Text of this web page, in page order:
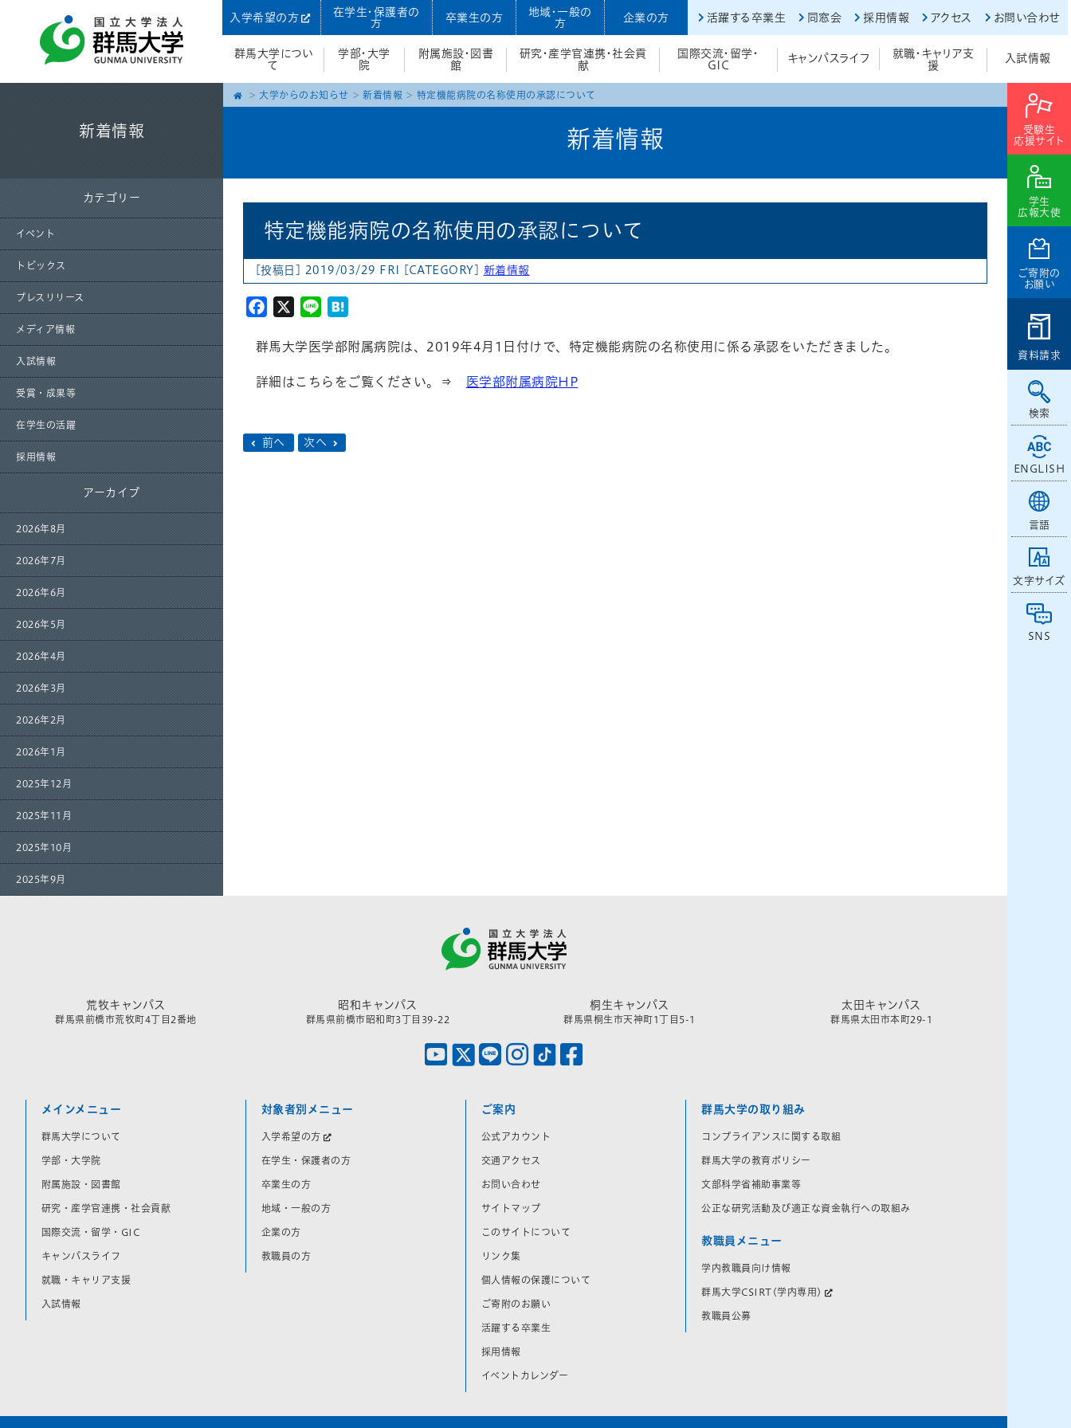
入学希望の方
在学生・保護者の
方
卒業生の方
地域・一般の
方
企業の方 活躍する卒業生 同窓会 採用情報 アクセス お問い合わせ
群馬大学につい
て
学部・大学
院
附属施設・図書
館
研究・産学官連携・社会貢
献
国際交流・留学・
GIC
キャンパスライフ
就職・キャリア支
援
入試情報
受験生
応援サイト
学生
広報大使
ご寄附の
お願い
資料請求
検索
ENGLISH
言語
文字サイズ
SNS
新着情報
カテゴリー
イベント
トピックス
プレスリリース
メディア情報
入試情報
受賞・成果等
在学生の活躍
採用情報
アーカイブ
2026年8月
2026年7月
2026年6月
2026年5月
2026年4月
2026年3月
2026年2月
2026年1月
2025年12月
2025年11月
2025年10月
2025年9月
大学からのお知らせ 新着情報 特定機能病院の名称使用の承認について
新着情報
特定機能病院の名称使用の承認について
[投稿日] 2019/03/29 FRI [CATEGORY] 新着情報
Facebook
X Line
群馬大学医学部附属病院は、2019年4月1日付けで、特定機能病院の名称使用に係る承認をいただきました。
詳細はこちらをご覧ください。⇒ 医学部附属病院HP
前へ 次へ
荒牧キャンパス
群馬県前橋市荒牧町4丁目2番地
昭和キャンパス
群馬県前橋市昭和町3丁目39-22
桐生キャンパス
群馬県桐生市天神町1丁目5-1
太田キャンパス
群馬県太田市本町29-1
メインメニュー
群馬大学について
学部・大学院
附属施設・図書館
研究・産学官連携・社会貢献
国際交流・留学・GIC
キャンパスライフ
就職・キャリア支援
入試情報
対象者別メニュー
入学希望の方
在学生・保護者の方
卒業生の方
地域・一般の方
企業の方
教職員の方
ご案内
公式アカウント
交通アクセス
お問い合わせ
サイトマップ
このサイトについて
リンク集
個人情報の保護について
ご寄附のお願い
活躍する卒業生
採用情報
イベントカレンダー
群馬大学の取り組み
コンプライアンスに関する取組
群馬大学の教育ポリシー
文部科学省補助事業等
公正な研究活動及び適正な資金執行への取組み
教職員メニュー
学内教職員向け情報
群馬大学CSIRT(学内専用)
教職員公募